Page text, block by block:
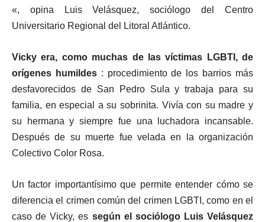
«, opina Luis Velásquez, sociólogo del Centro
Universitario Regional del Litoral Atlántico.
Vicky era, como muchas de las víctimas LGBTI, de
orígenes humildes: procedimiento de los barrios más
desfavorecidos de San Pedro Sula y trabaja para su
familia, en especial a su sobrinita. Vivía con su madre y
su hermana y siempre fue una luchadora incansable.
Después de su muerte fue velada en la organización
Colectivo Color Rosa.
Un factor importantísimo que permite entender cómo se
diferencia el crimen común del crimen LGBTI, como en el
caso de Vicky, es según el sociólogo Luis Velásquez